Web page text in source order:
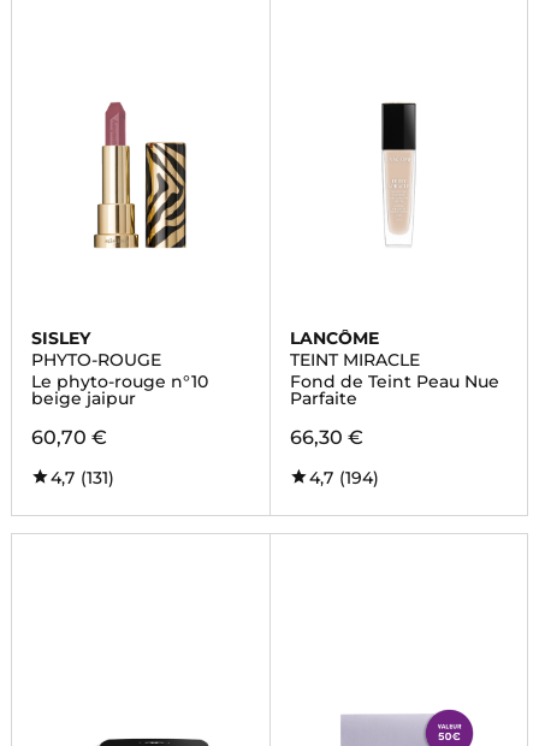
SISLEY
PHYTO-ROUGE
Le phyto-rouge n°10
beige jaipur
60,70 €
4,7 (131)
LANCÔME
TEINT MIRACLE
Fond de Teint Peau Nue
Parfaite
66,30 €
4,7 (194)